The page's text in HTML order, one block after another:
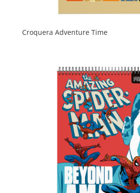
Croquera Adventure Time